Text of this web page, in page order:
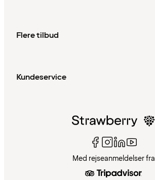
Flere tilbud
Kundeservice
Med rejseanmeldelser fra